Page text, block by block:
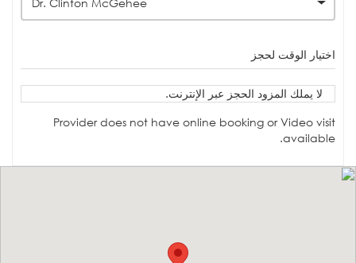
اختيار الوقت لحجز
لا يملك المزود الحجز عبر الإنترنت.
Provider does not have online booking or Video visit
available.